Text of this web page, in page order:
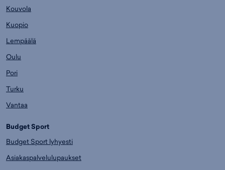
Kouvola
Kuopio
Lempäälä
Oulu
Pori
Turku
Vantaa
Budget Sport
Budget Sport lyhyesti
Asiakaspalvelulupaukset